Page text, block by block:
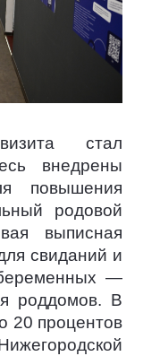
стал
внедрены
повышения
родовой
выписная
свиданий и
—
роддомов. В
20 процентов